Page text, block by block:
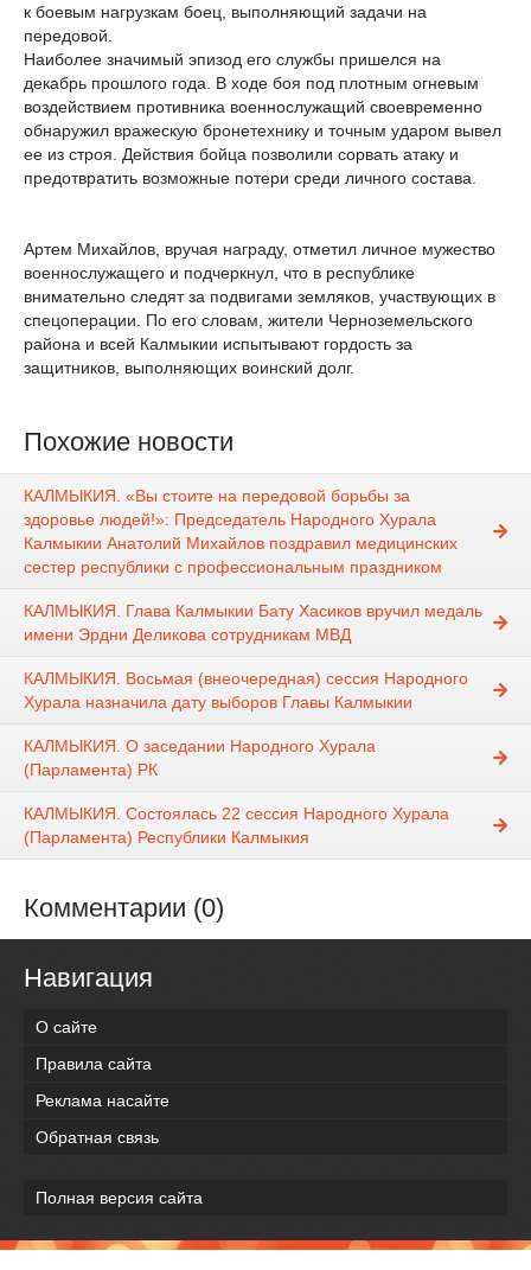
к боевым нагрузкам боец, выполняющий задачи на
передовой.
Наиболее значимый эпизод его службы пришелся на
декабрь прошлого года. В ходе боя под плотным огневым
воздействием противника военнослужащий своевременно
обнаружил вражескую бронетехнику и точным ударом вывел
ее из строя. Действия бойца позволили сорвать атаку и
предотвратить возможные потери среди личного состава.
Артем Михайлов, вручая награду, отметил личное мужество
военнослужащего и подчеркнул, что в республике
внимательно следят за подвигами земляков, участвующих в
спецоперации. По его словам, жители Черноземельского
района и всей Калмыкии испытывают гордость за
защитников, выполняющих воинский долг.
Похожие новости
КАЛМЫКИЯ. «Вы стоите на передовой борьбы за
здоровье людей!»: Председатель Народного Хурала
Калмыкии Анатолий Михайлов поздравил медицинских
сестер республики с профессиональным праздником
КАЛМЫКИЯ. Глава Калмыкии Бату Хасиков вручил медаль
имени Эрдни Деликова сотрудникам МВД
КАЛМЫКИЯ. Восьмая (внеочередная) сессия Народного
Хурала назначила дату выборов Главы Калмыкии
КАЛМЫКИЯ. О заседании Народного Хурала
(Парламента) РК
КАЛМЫКИЯ. Состоялась 22 сессия Народного Хурала
(Парламента) Республики Калмыкия
Комментарии (0)
Навигация
О сайте
Правила сайта
Реклама насайте
Обратная связь
Полная версия сайта